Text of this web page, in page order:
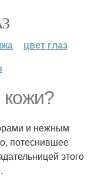
цвет глаз
и нежным
потеснившее
этого